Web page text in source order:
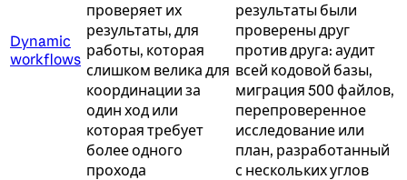
Dynamic
workflows
проверяет их
результаты, для
работы, которая
слишком велика для
координации за
один ход или
которая требует
более одного
прохода
результаты были
проверены друг
против друга: аудит
всей кодовой базы,
миграция 500 файлов,
перепроверенное
исследование или
план, разработанный
с нескольких углов